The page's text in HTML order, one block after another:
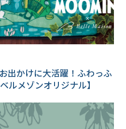
出かけに大活躍！ふわっふ
ルメゾンオリジナル】